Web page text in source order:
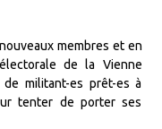
membres et en
de la Vienne
militant-es prêt-es à
tenter de porter ses